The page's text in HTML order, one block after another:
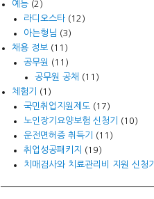
예능 (2)
라디오스타(12)
아는형님 (3)
채용 정보 (11)
공무원
(11)
공무원 공채 (11)
체험기
(1)
국민취업지원제도(17)
노인장기요양보험 신청기
(10)
운전면허증 취득기
(11)
취업성공패키지
(19)
치매검사와 치료관리비 지원 신청기